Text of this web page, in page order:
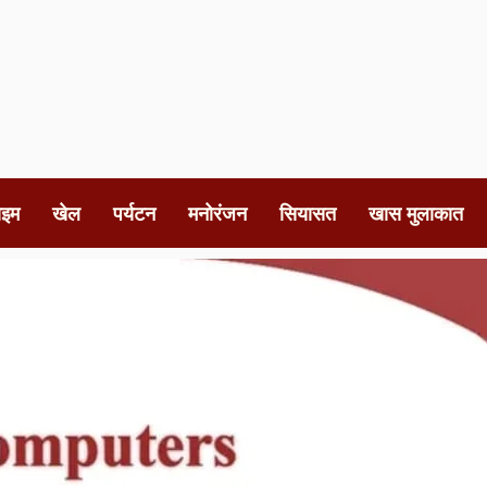
खेल पर्यटन मनोरंजन सियासत खास मुलाकात